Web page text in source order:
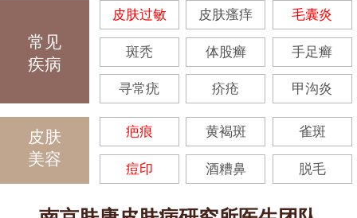
常见
疾病
皮肤过敏 皮肤瘙痒 毛囊炎
斑秃 体股癣 手足癣
寻常疣 疥疮 甲沟炎
皮肤
美容
疤痕 黄褐斑 雀斑
痘印 酒糟鼻 脱毛